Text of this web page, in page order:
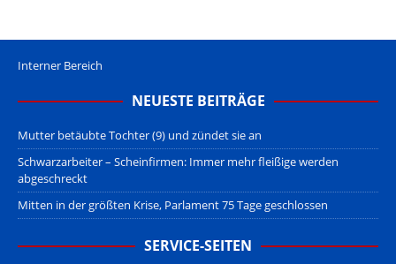
Interner Bereich
NEUESTE BEITRÄGE
Mutter betäubte Tochter (9) und zündet sie an
Schwarzarbeiter – Scheinfirmen: Immer mehr fleißige werden
abgeschreckt
Mitten in der größten Krise, Parlament 75 Tage geschlossen
SERVICE-SEITEN